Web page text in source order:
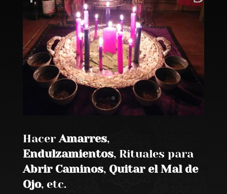
Hacer Amarres,
Endulzamientos, Rituales para
Abrir Caminos, Quitar el Mal de
Ojo, etc.